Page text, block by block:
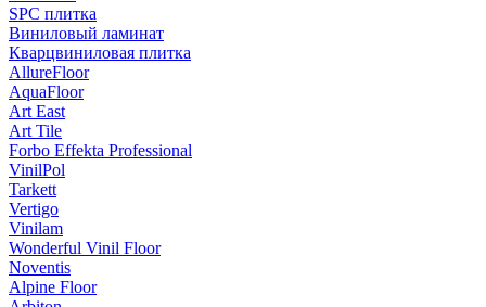
SPC плитка
Виниловый ламинат
Кварцвиниловая плитка
AllureFloor
AquaFloor
Art East
Art Tile
Forbo Effekta Professional
VinilPol
Tarkett
Vertigo
Vinilam
Wonderful Vinil Floor
Noventis
Alpine Floor